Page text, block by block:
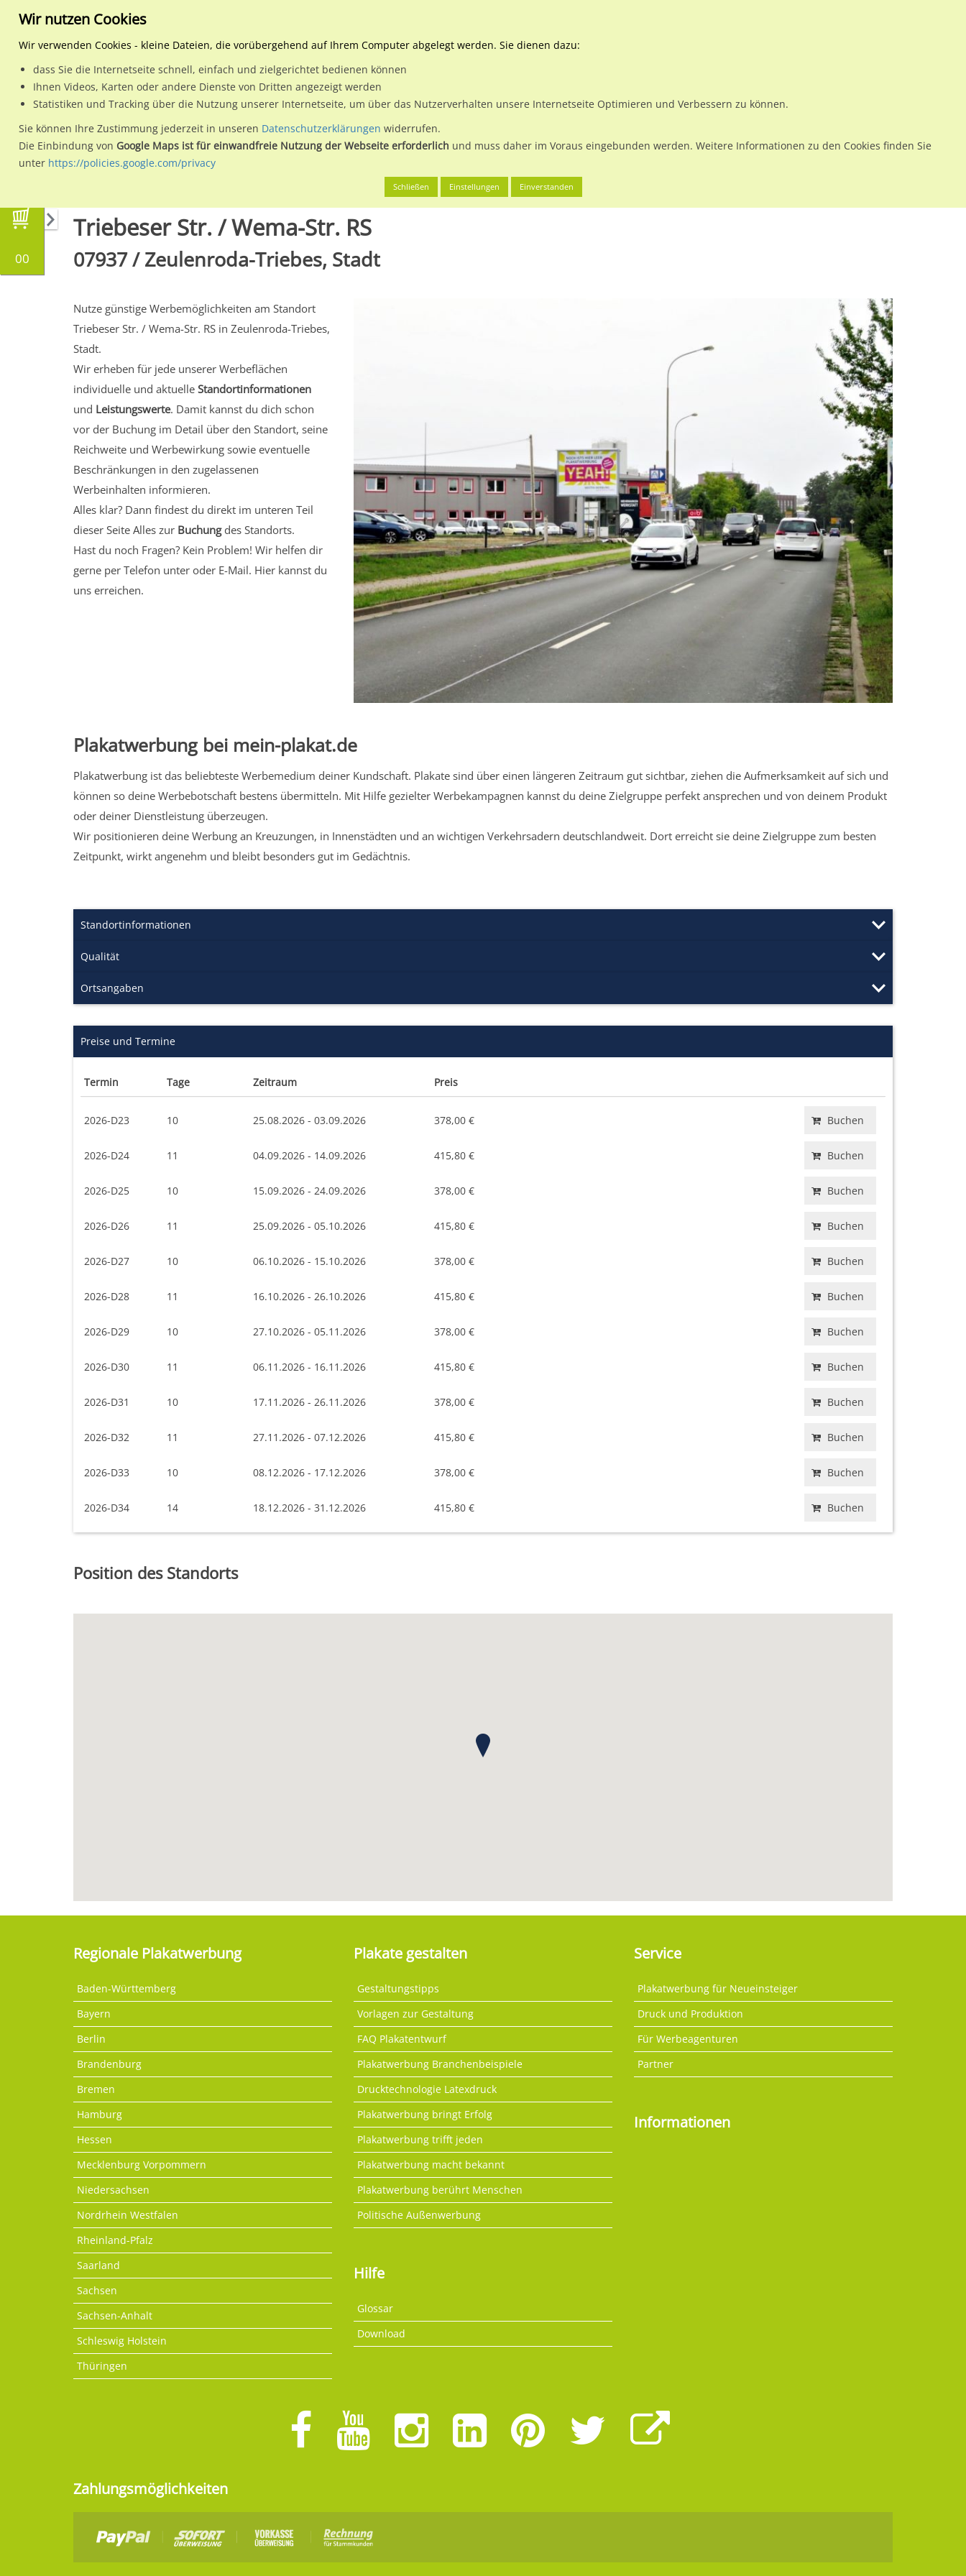
Planen & Buchen Plakatwerbung
Wähle den Werbestandort:
00
Zeulenroda-Triebes, Stadt Triebeser Str. / Wema-Str. RS
Triebeser Str. / Wema-Str. RS
07937 / Zeulenroda-Triebes, Stadt
Nutze günstige Werbemöglichkeiten am Standort
Triebeser Str. / Wema-Str. RS in Zeulenroda-Triebes,
Stadt.
Wir erheben für jede unserer Werbeflächen
individuelle und aktuelle Standortinformationen
und Leistungswerte. Damit kannst du dich schon
vor der Buchung im Detail über den Standort, seine
Reichweite und Werbewirkung sowie eventuelle
Beschränkungen in den zugelassenen
Werbeinhalten informieren.
Alles klar? Dann findest du direkt im unteren Teil
dieser Seite Alles zur Buchungdes Standorts.
Hast du noch Fragen? Kein Problem! Wir helfen dir
gerne per Telefon unter oder E-Mail. Hier kannst du
uns erreichen.
Plakatwerbung bei mein-plakat.de
Plakatwerbung ist das beliebteste Werbemedium deiner Kundschaft. Plakate sind über einen längeren Zeitraum gut sichtbar, ziehen die Aufmerksamkeit auf sich und
können so deine Werbebotschaft bestens übermitteln. Mit Hilfe gezielter Werbekampagnen kannst du deine Zielgruppe perfekt ansprechen und von deinem Produkt
oder deiner Dienstleistung überzeugen.
Wir positionieren deine Werbung an Kreuzungen, in Innenstädten und an wichtigen Verkehrsadern deutschlandweit. Dort erreicht sie deine Zielgruppe zum besten
Zeitpunkt, wirkt angenehm und bleibt besonders gut im Gedächtnis.
Standortinformationen
Qualität
Ortsangaben
Preise und Termine
Termin Tage Zeitraum Preis
2026-D23 10 25.08.2026 - 03.09.2026 378,00 € Buchen
2026-D24 11 04.09.2026 - 14.09.2026 415,80 € Buchen
2026-D25 10 15.09.2026 - 24.09.2026 378,00 € Buchen
2026-D26 11 25.09.2026 - 05.10.2026 415,80 € Buchen
2026-D27 10 06.10.2026 - 15.10.2026 378,00 € Buchen
2026-D28 11 16.10.2026 - 26.10.2026 415,80 € Buchen
2026-D29 10 27.10.2026 - 05.11.2026 378,00 € Buchen
2026-D30 11 06.11.2026 - 16.11.2026 415,80 € Buchen
2026-D31 10 17.11.2026 - 26.11.2026 378,00 € Buchen
2026-D32 11 27.11.2026 - 07.12.2026 415,80 € Buchen
2026-D33 10 08.12.2026 - 17.12.2026 378,00 € Buchen
2026-D34 14 18.12.2026 - 31.12.2026 415,80 € Buchen
Position des Standorts
Regionale Plakatwerbung
Baden-Württemberg
Bayern
Berlin
Brandenburg
Bremen
Hamburg
Hessen
Mecklenburg Vorpommern
Niedersachsen
Nordrhein Westfalen
Rheinland-Pfalz
Saarland
Sachsen
Sachsen-Anhalt
Schleswig Holstein
Thüringen
Plakate gestalten
Gestaltungstipps
Vorlagen zur Gestaltung
FAQ Plakatentwurf
Plakatwerbung Branchenbeispiele
Drucktechnologie Latexdruck
Plakatwerbung bringt Erfolg
Plakatwerbung trifft jeden
Plakatwerbung macht bekannt
Plakatwerbung berührt Menschen
Politische Außenwerbung
Hilfe
Glossar
Download
Service
Plakatwerbung für Neueinsteiger
Druck und Produktion
Für Werbeagenturen
Partner
Informationen
Zahlungsmöglichkeiten
Wir nutzen Cookies
Wir verwenden Cookies - kleine Dateien, die vorübergehend auf Ihrem Computer abgelegt werden. Sie dienen dazu:
dass Sie die Internetseite schnell, einfach und zielgerichtet bedienen können
Ihnen Videos, Karten oder andere Dienste von Dritten angezeigt werden
Statistiken und Tracking über die Nutzung unserer Internetseite, um über das Nutzerverhalten unsere Internetseite Optimieren und Verbessern zu können.
Sie können Ihre Zustimmung jederzeit in unseren Datenschutzerklärungen widerrufen.
Die Einbindung von Google Maps ist für einwandfreie Nutzung der Webseite erforderlich und muss daher im Voraus eingebunden werden. Weitere Informationen zu den Cookies finden Sie
unter https://policies.google.com/privacy
Schließen Einstellungen Einverstanden